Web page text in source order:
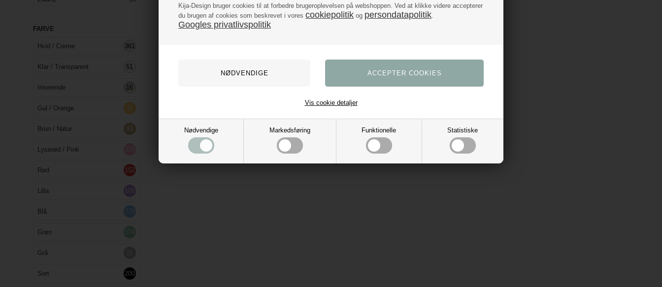
Kija-Design bruger cookies til at forbedre brugeroplevelsen på webshoppen. Ved at klikke videre accepterer
du brugen af cookies som beskrevet i vores cookiepolitik og persondatapolitik.
Googles privatlivspolitik
Nødvendige Markedsføring Funktionelle Statistiske
Vis cookie detaljer
FARVE
Hvid / Creme 361
Klar / Transparent 51
Iriserende 16
Gul / Orange 31
Brun / Natur 93
Lyserød / Pink
Rød 152
Lilla
Blå 278
Grøn
Grå
Sort 200